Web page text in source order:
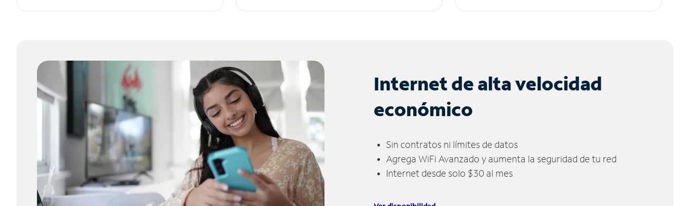
Internet de alta velocidad
económico
Sin contratos ni límites de datos
Agrega WiFi Avanzado y aumenta la seguridad de tu red
Internet desde solo $30 al mes